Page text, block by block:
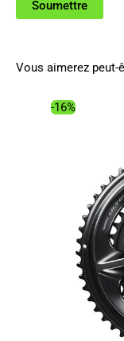
Vous aimerez peut-
-16%